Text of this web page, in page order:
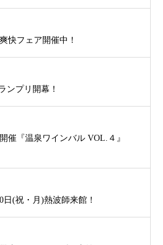
快フェア開催中！
ンプリ開幕！
開催『温泉ワインバル VOL.４』
日(祝・月)熱波師来館！